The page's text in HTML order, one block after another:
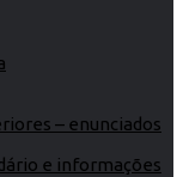
– enunciados
e informações